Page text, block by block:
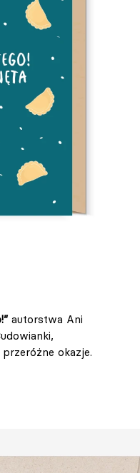
autorstwa Ani
okazje.